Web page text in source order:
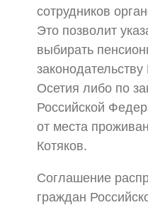
сотрудников
Это позволит
выбирать
Осетия либо по
Российской
от места
Котяков.
Соглашение
граждан